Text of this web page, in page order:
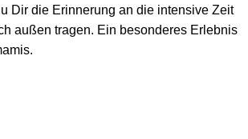
Dir die Erinnerung an die intensive Zeit
außen tragen. Ein besonderes Erlebnis